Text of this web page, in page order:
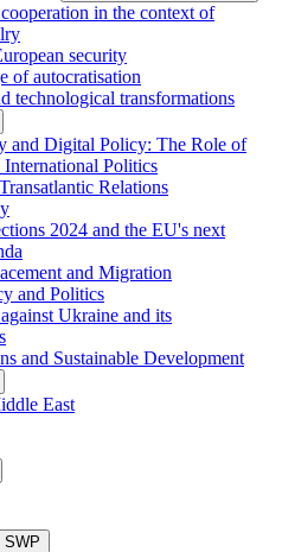
in the context of
security
of autocratisation
technological transformations
and Digital Policy: The Role of
Politics
Relations
2024 and the EU's next
and Migration
and Politics
Ukraine and its
and Sustainable Development
East
SWP